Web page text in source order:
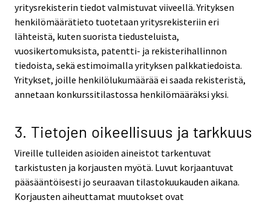
yritysrekisterin tiedot valmistuvat viiveellä. Yrityksen
henkilömäärätieto tuotetaan yritysrekisteriin eri
lähteistä, kuten suorista tiedusteluista,
vuosikertomuksista, patentti- ja rekisterihallinnon
tiedoista, sekä estimoimalla yrityksen palkkatiedoista.
Yritykset, joille henkilölukumäärää ei saada rekisteristä,
annetaan konkurssitilastossa henkilömääräksi yksi.
3. Tietojen oikeellisuus ja tarkkuus
Vireille tulleiden asioiden aineistot tarkentuvat
tarkistusten ja korjausten myötä. Luvut korjaantuvat
pääsääntöisesti jo seuraavan tilastokuukauden aikana.
Korjausten aiheuttamat muutokset ovat